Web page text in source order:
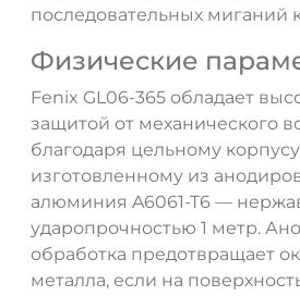
последовательных миганий
Физические
Fenix GL06-365 обладает
защитой от механического
благодаря цельному
изготовленному из
алюминия A6061-T6 —
ударопрочностью 1 метр.
обработка предотвращает
металла, если на